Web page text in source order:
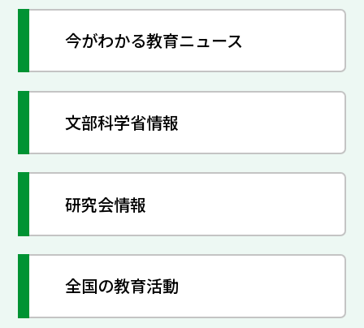
今がわかる教育ニュース
文部科学省情報
研究会情報
全国の教育活動